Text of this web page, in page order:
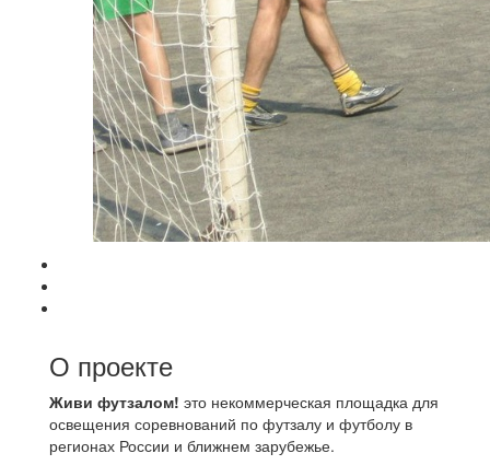
О проекте
Живи футзалом! это некоммерческая площадка для
освещения соревнований по футзалу и футболу в
регионах России и ближнем зарубежье.